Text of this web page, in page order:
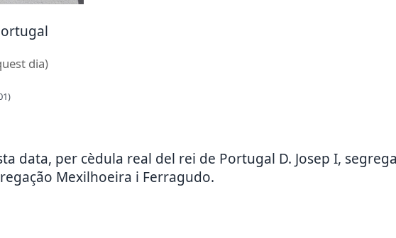
dia)
data, per cèdula real del rei de Portugal D. Josep I,
Mexilhoeira i Ferragudo.